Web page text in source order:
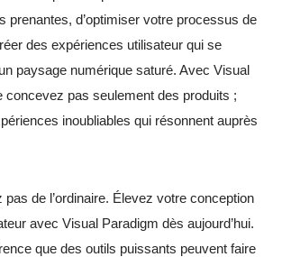
prenantes, d’optimiser votre processus de
des expériences utilisateur qui se
paysage numérique saturé. Avec Visual
concevez pas seulement des produits ;
inoubliables qui résonnent auprès
de l’ordinaire. Élevez votre conception
avec Visual Paradigm dès aujourd’hui.
que des outils puissants peuvent faire